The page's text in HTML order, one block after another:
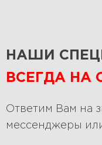
НАШИ
ВСЕГДА НА
Ответим Вам на
мессенджеры